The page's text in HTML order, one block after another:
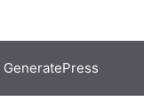
GeneratePress